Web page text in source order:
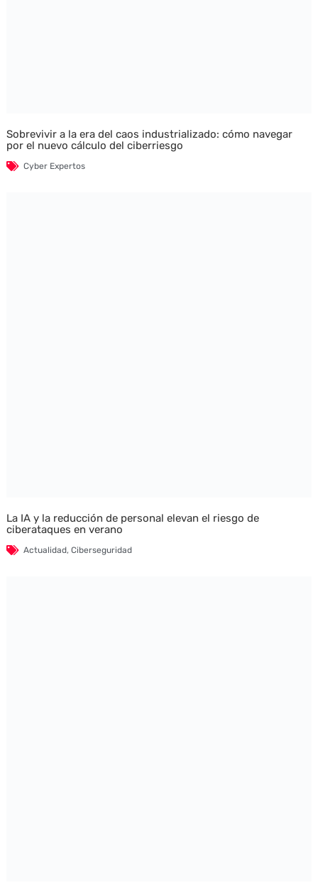
Sobrevivir a la era del caos industrializado: cómo navegar
por el nuevo cálculo del ciberriesgo
Cyber Expertos
La IA y la reducción de personal elevan el riesgo de
ciberataques en verano
Actualidad, Ciberseguridad